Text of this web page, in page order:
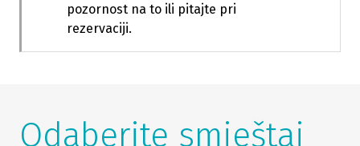
pozornost na to ili pitajte pri
rezervaciji.
Odaberite smještaj